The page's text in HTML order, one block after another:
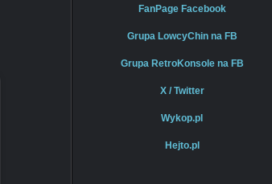
FanPage Facebook
Grupa LowcyChin na FB
Grupa RetroKonsole na FB
X / Twitter
Wykop.pl
Hejto.pl